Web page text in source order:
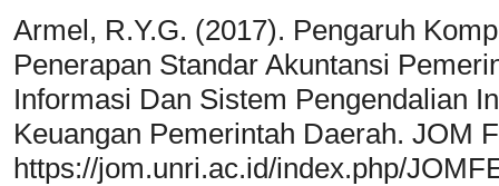
Armel, R.Y.G. (2017). Pengaruh
Penerapan Standar Akuntansi
Informasi Dan Sistem Pengendalian
Keuangan Pemerintah Daerah. JOM
https://jom.unri.ac.id/index.php/